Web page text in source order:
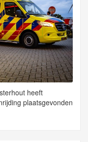
heeft
plaatsgevonden